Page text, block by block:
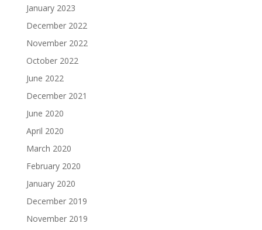
January 2023
December 2022
November 2022
October 2022
June 2022
December 2021
June 2020
April 2020
March 2020
February 2020
January 2020
December 2019
November 2019